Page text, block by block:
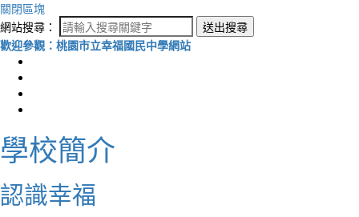
關閉區塊
網站搜尋：
送出搜尋
歡迎參觀：桃園市立幸福國民中學網站
學校簡介
認識幸福